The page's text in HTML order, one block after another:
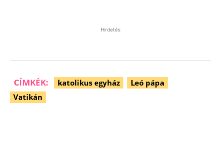
Hirdetés
CÍMKÉK: katolikus egyház
Leó pápa
Vatikán